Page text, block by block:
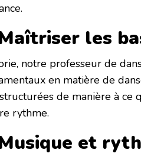
les
notre professeur de
en matière de
de manière à ce
rythme.
et